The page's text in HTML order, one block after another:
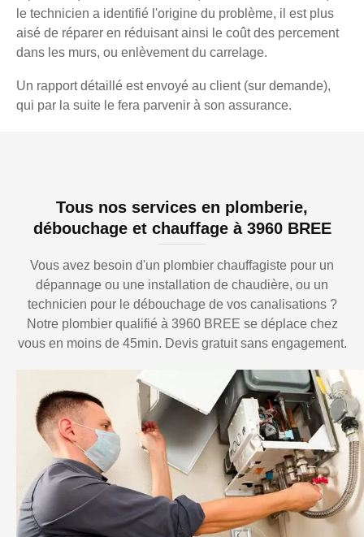
le technicien a identifié l'origine du problème, il est plus
aisé de réparer en réduisant ainsi le coût des percement
dans les murs, ou enlèvement du carrelage.
Un rapport détaillé est envoyé au client (sur demande),
qui par la suite le fera parvenir à son assurance.
Tous nos services en plomberie,
débouchage et chauffage à 3960 BREE
Vous avez besoin d'un plombier chauffagiste pour un
dépannage ou une installation de chaudière, ou un
technicien pour le débouchage de vos canalisations ?
Notre plombier qualifié à 3960 BREE se déplace chez
vous en moins de 45min. Devis gratuit sans engagement.